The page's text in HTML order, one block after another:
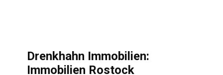
Drenkhahn Immobilien:
Immobilien Rostock